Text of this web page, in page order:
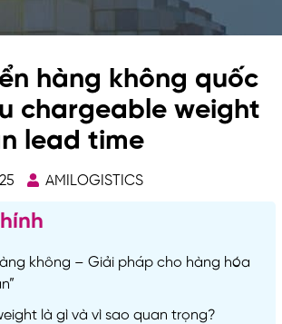
hàng không quốc
chargeable weight
lead time
AMILOGISTICS
không – Giải pháp cho hàng hóa
là gì và vì sao quan trọng?